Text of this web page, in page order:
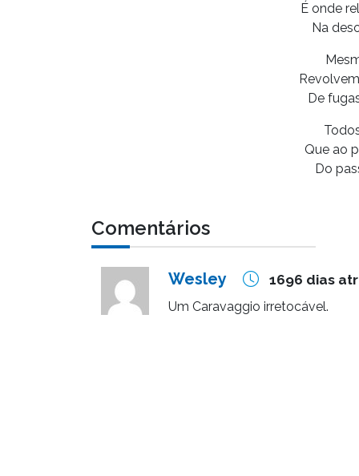
É onde
Na
De
Que ao
Do
Comentários
Wesley 1696 dias
Um Caravaggio irretocável.